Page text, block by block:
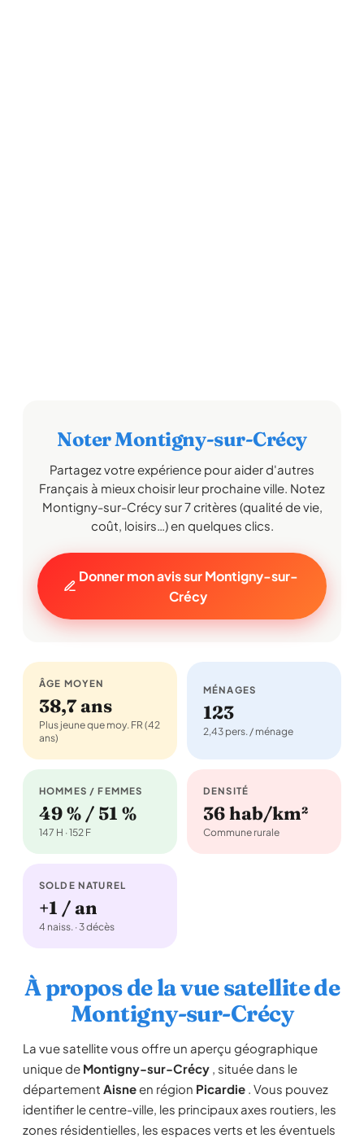
Noter Montigny-sur-Crécy
Partagez votre expérience pour aider d'autres
Français à mieux choisir leur prochaine ville. Notez
Montigny-sur-Crécy sur 7 critères (qualité de vie,
coût, loisirs…) en quelques clics.
Donner mon avis sur Montigny-sur-
Crécy
ÂGE MOYEN
38,7 ans
Plus jeune que moy. FR (42
ans)
MÉNAGES
123
2,43 pers. / ménage
HOMMES / FEMMES
49 % / 51 %
147 H · 152 F
DENSITÉ
36 hab/km²
Commune rurale
SOLDE NATUREL
+1 / an
4 naiss. · 3 décès
À propos de la vue satellite de
Montigny-sur-Crécy
La vue satellite vous offre un aperçu géographique
unique de Montigny-sur-Crécy , située dans le
département Aisneen région Picardie . Vous pouvez
identifier le centre-ville, les principaux axes routiers, les
zones résidentielles, les espaces verts et les éventuels